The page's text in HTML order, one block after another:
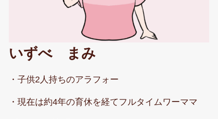
いずべ まみ
・子供2人持ちのアラフォー
・現在は約4年の育休を経てフルタイムワーママ